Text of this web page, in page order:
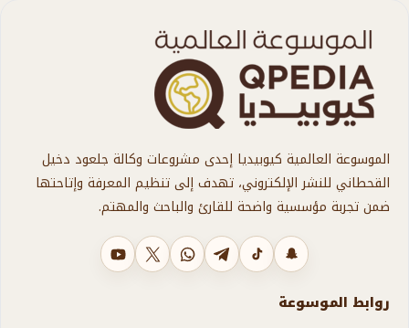
الموسوعة العالمية كيوبيديا إحدى مشروعات وكالة جلعود دخيل
القحطاني للنشر الإلكتروني، تهدف إلى تنظيم المعرفة وإتاحتها
ضمن تجربة مؤسسية واضحة للقارئ والباحث والمهتم.
يوتيوب
X واتسابتليجرامتيك توكسناب شات
روابط الموسوعة